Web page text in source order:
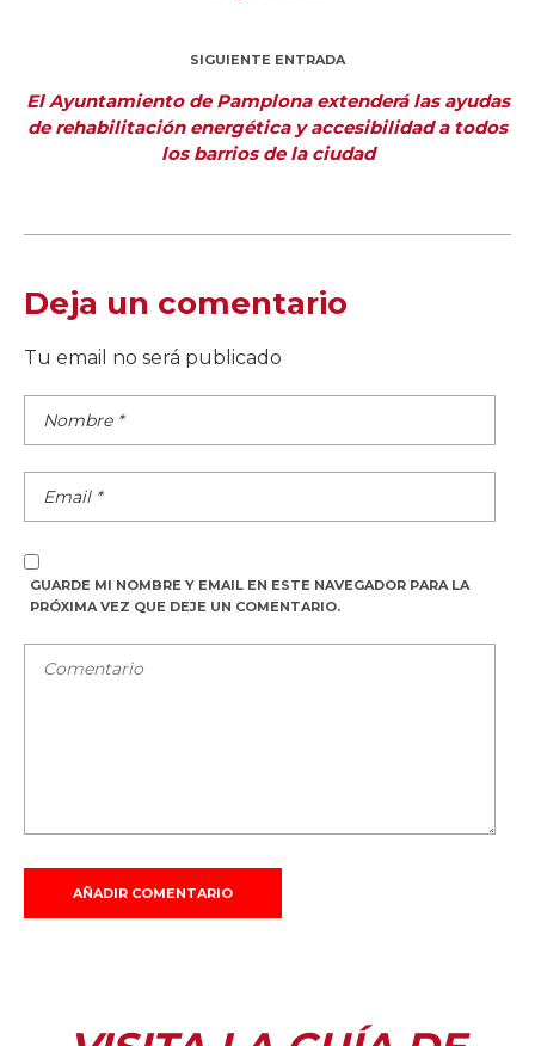
SIGUIENTE ENTRADA
El Ayuntamiento de Pamplona extenderá las ayudas
de rehabilitación energética y accesibilidad a todos
los barrios de la ciudad
Deja un comentario
Tu email no será publicado
GUARDE MI NOMBRE Y EMAIL EN ESTE NAVEGADOR PARA LA
PRÓXIMA VEZ QUE DEJE UN COMENTARIO.